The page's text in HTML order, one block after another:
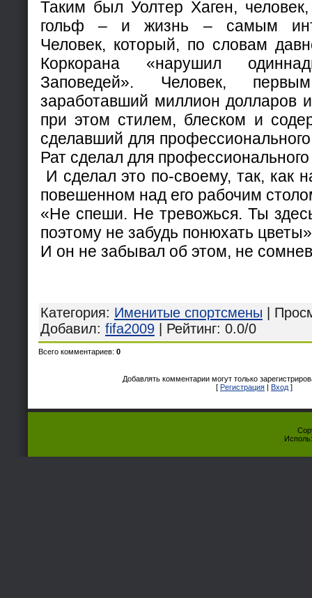
Таким был Уолтер Хаген,
гольф – и жизнь – самым
Человек, который, по словам
Коркорана «нарушил
Заповедей». Человек,
заработавший миллион долларов
при этом стилем, блеском и
сделавший для
Рат сделал для
И сделал это по-своему, так, как
повешенном над его рабочим
«Не спеши. Не тревожься. Ты
поэтому не забудь понюхать
И он не забывал об этом, не
Категория: Именитые спортсмены
Добавил: fifa2009 Рейтинг: 0.0/0
Всего комментариев: 0
Добавлять комментарии могут только
[ Регистрация | Вход ]